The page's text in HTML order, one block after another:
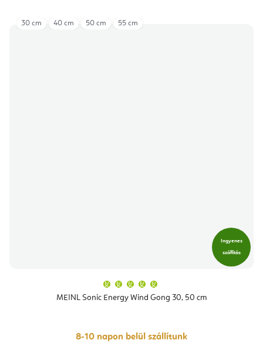
Ingyenes
szállítás
MEINL Sonic Energy Wind Gong 30, 50 cm
átlagos
értékelése
csillag.
8-10 napon belül szállítunk
30 cm 40 cm 50 cm 55 cm